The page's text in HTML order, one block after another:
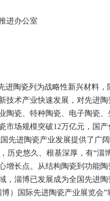
进办公室
进陶瓷列为战略性新兴材料
技术产业快速发展，对先进
陶瓷、特种陶瓷、电子陶瓷
市场规模突破12万亿元，国
先进陶瓷产业发展提供了广阔
历史悠久、根基深厚，有“
增长点。从结构陶瓷到功能
，淄博已发展成为全国先进陶
）国际先进陶瓷产业展览会”